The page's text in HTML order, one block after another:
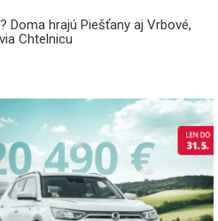
Doma hrajú Piešťany aj Vrbové,
Chtelnicu